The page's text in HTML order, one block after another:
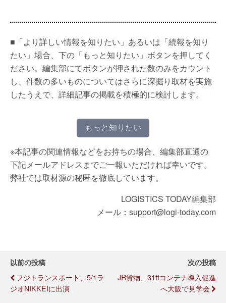
■「より詳しい情報を知りたい」あるいは「続報を知り
たい」場合、下の「もっと知りたい」ボタンを押してく
ださい。編集部にてボタンが押された数のみをカウント
し、件数の多いものについてはさらに深掘り取材を実施
したうえで、詳細記事の掲載を積極的に検討します。
もっと知りたい
※本記事の関連情報などをお持ちの場合、編集部直通の
下記メールアドレスまでご一報いただければ幸いです。
弊社では取材源の秘匿を徹底しています。
LOGISTICS TODAY編集部
メール：support@logi-today.com
以前の投稿
フジトランスポート、5/1ラ
ジオNIKKEIに出演
次の投稿
JR貨物、31ftコンテナ導入促進
へ大阪で見学会